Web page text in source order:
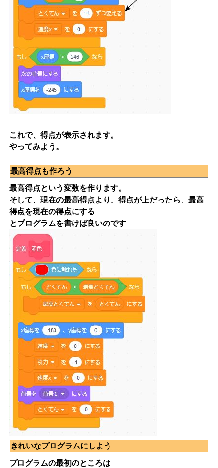
これで、得点が表示されます。
やってみよう。
最高得点も作ろう
最高得点という変数を作ります。
そして、現在の最高得点より、得点が上だったら、最高
得点を現在の得点にする
とプログラムを書けば良いのです
きれいなプログラムにしよう
プログラムの最初のところは